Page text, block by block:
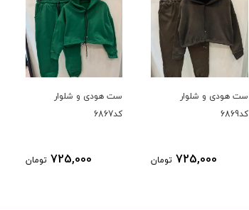
ست هودی و شلوار
کد6869
725,000 تومان
ست هودی و شلوار
کد6867
725,000 تومان